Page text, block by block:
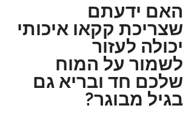
האם ידעתם
שצריכת קקאו איכותי
יכולה לעזור
לשמור על המוח
שלכם חד ובריא גם
בגיל מבוגר?